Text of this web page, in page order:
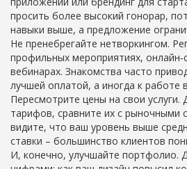
просить более высокий гонорар,
навыки выше, а предложение
Не пренебрегайте нетворкингом.
профильных мероприятиях,
вебинарах. Знакомства часто
лучшей оплатой, а иногда к работе
Пересмотрите цены на свои услуги.
тарифов, сравните их с рыночными
видите, что ваш уровень выше
ставки – большинство клиентов
И, конечно, улучшайте портфолио.